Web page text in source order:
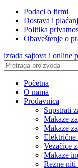
Podaci o firmi
Dostava i
Politika
Obaveštenje o
izrada sajtova i online
Početna
O nama
Prodavnica
Supstrati
Makaze
Makaze
Električne
Vezačice
Makaze
Rezne niti